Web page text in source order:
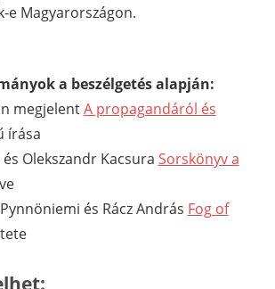
e Magyarországon.
a beszélgetés alapján:
megjelentA propagandáról és
írása
Olekszandr Kacsura Sorskönyv a
és Rácz András Fog of